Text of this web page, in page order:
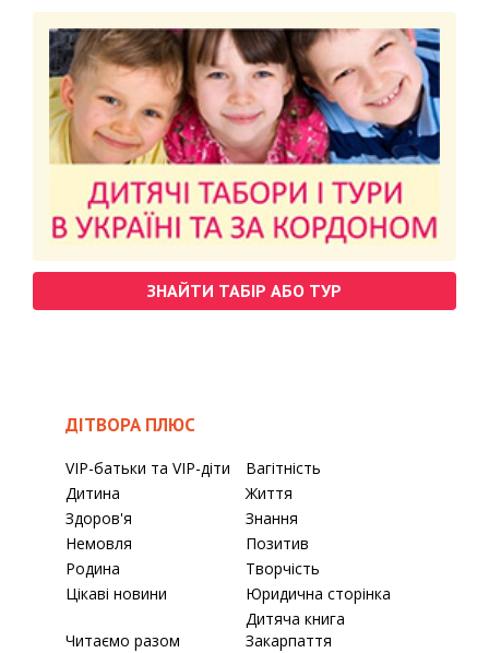
ЗНАЙТИ ТАБІР АБО ТУР
ДІТВОРА ПЛЮС
VIP-батьки та VIP-діти
Вагітність
Дитина
Життя
Здоров'я
Знання
Немовля
Позитив
Родина
Творчість
Цікаві новини
Юридична сторінка
Читаємо разом
Дитяча книга
Закарпаття